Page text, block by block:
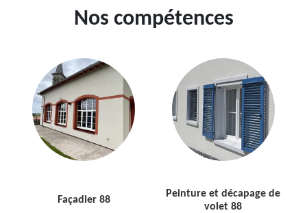
Nos compétences
Façadier 88
Peinture et décapage de
volet 88